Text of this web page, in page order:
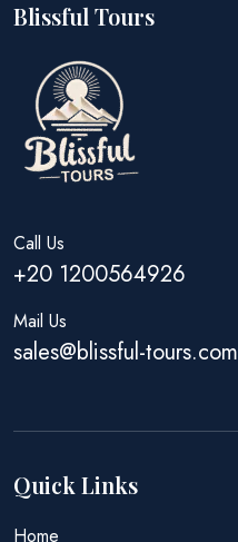
Blissful Tours
Call Us
+20 1200564926
Mail Us
sales@blissful-tours.com
Quick Links
Home